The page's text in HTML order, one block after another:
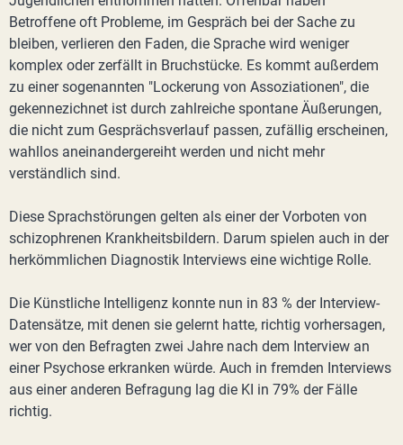
Betroffene oft Probleme, im Gespräch bei der Sache zu
bleiben, verlieren den Faden, die Sprache wird weniger
komplex oder zerfällt in Bruchstücke. Es kommt außerdem
zu einer sogenannten "Lockerung von Assoziationen", die
gekennezichnet ist durch zahlreiche spontane Äußerungen,
die nicht zum Gesprächsverlauf passen, zufällig erscheinen,
wahllos aneinandergereiht werden und nicht mehr
verständlich sind.
Diese Sprachstörungen gelten als einer der Vorboten von
schizophrenen Krankheitsbildern. Darum spielen auch in der
herkömmlichen Diagnostik Interviews eine wichtige Rolle.
Die Künstliche Intelligenz konnte nun in 83 % der Interview-
Datensätze, mit denen sie gelernt hatte, richtig vorhersagen,
wer von den Befragten zwei Jahre nach dem Interview an
einer Psychose erkranken würde. Auch in fremden Interviews
aus einer anderen Befragung lag die KI in 79% der Fälle
richtig.